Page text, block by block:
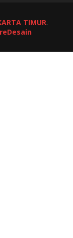
TIMUR.
reDesain